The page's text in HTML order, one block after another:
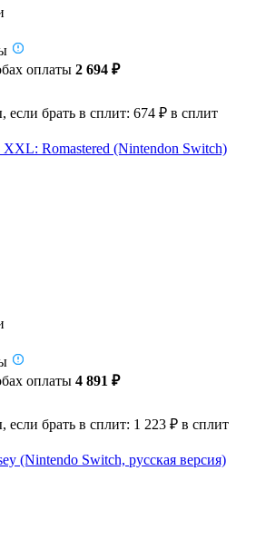
оплаты 2 694 ₽
брать в сплит: 674 ₽ в сплит
Romastered (Nintendon Switсh)
оплаты 4 891 ₽
брать в сплит: 1 223 ₽ в сплит
(Nintendo Switch, русская версия)